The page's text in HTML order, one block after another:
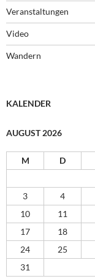
Veranstaltungen
Video
Wandern
KALENDER
AUGUST 2026
M D
3
4
10
11
17
18
24
25
31